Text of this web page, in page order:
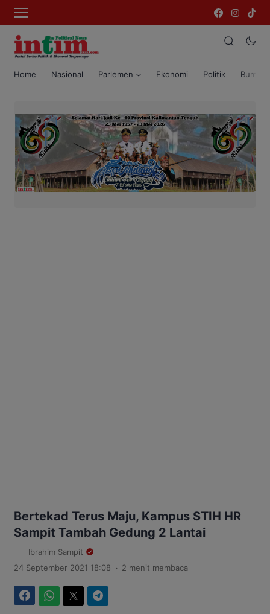
Home Nasional Parlemen Ekonomi Politik Bumi
Bertekad Terus Maju, Kampus STIH HR
Sampit Tambah Gedung 2 Lantai
Ibrahim Sampit
24 September 2021 18:08 . 2 menit membaca